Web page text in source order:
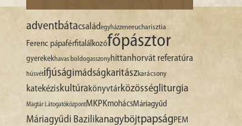
adventbátacsaládegyházzeneeucharisztia
Ferenc pápaférfitalálkozófőpásztor
gyerekekhavas boldogasszonyhittanhorvát referatúra
húsvétifjúságimádságkaritászkarácsony
katekéziskultúra könyvtárközösségliturgia
Magtár LátogatóközpontMKPKmohácsMáriagyűd
Máriagyűdi Bazilikanagyböjtpapság PEM